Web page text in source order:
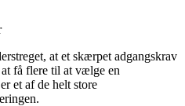
at et skærpet adgangskrav
få flere til at vælge en
et af de helt store